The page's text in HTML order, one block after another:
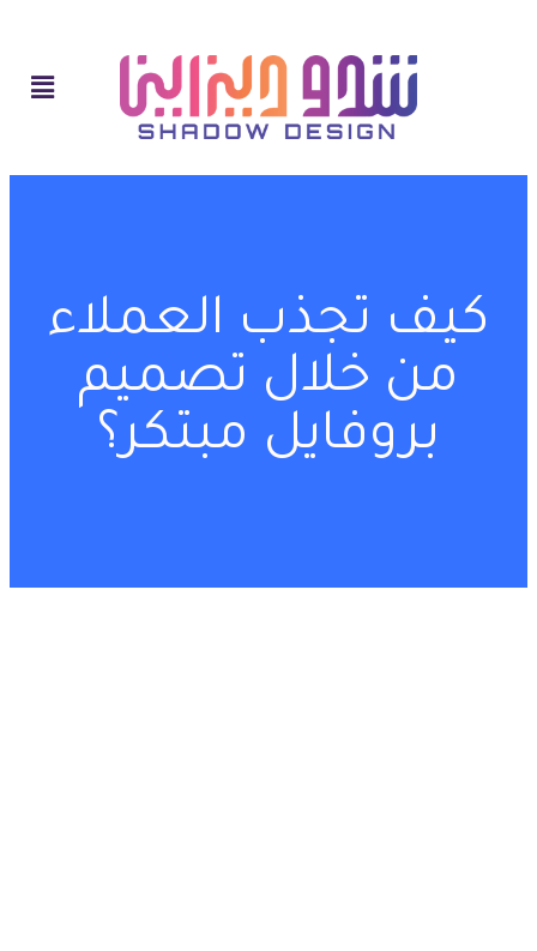
كيف تجذب العملاء
من خلال تصميم
بروفايل مبتكر؟